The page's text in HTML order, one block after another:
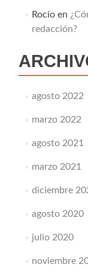
Rocíoen
redacción?
agosto 2022
marzo 2022
agosto 2021
marzo 2021
diciembre
agosto 2020
julio 2020
noviembre